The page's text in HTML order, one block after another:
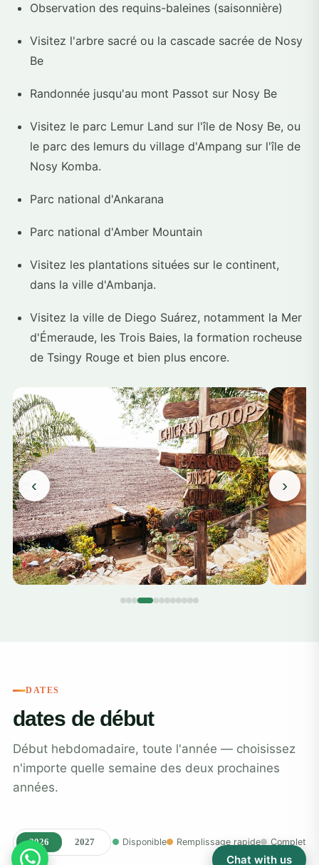
Observation des requins-baleines (saisonnière)
Visitez l'arbre sacré ou la cascade sacrée de Nosy
Be
Randonnée jusqu'au mont Passot sur Nosy Be
Visitez le parc Lemur Land sur l'île de Nosy Be, ou
le parc des lemurs du village d'Ampang sur l'île de
Nosy Komba.
Parc national d'Ankarana
Parc national d'Amber Mountain
Visitez les plantations situées sur le continent,
dans la ville d'Ambanja.
Visitez la ville de Diego Suárez, notamment la Mer
d'Émeraude, les Trois Baies, la formation rocheuse
de Tsingy Rouge et bien plus encore.
‹ ›
DATES
dates de début
Début hebdomadaire, toute l'année — choisissez
n'importe quelle semaine des deux prochaines
années.
2026 2027 Disponible Remplissage rapide Complet
Chat with us